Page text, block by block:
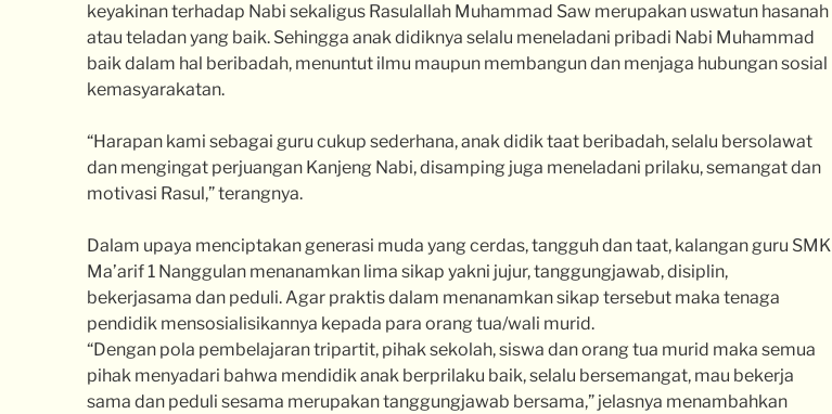
keyakinan terhadap Nabi sekaligus Rasulallah Muhammad Saw merupakan uswatun hasanah
atau teladan yang baik. Sehingga anak didiknya selalu meneladani pribadi Nabi Muhammad
baik dalam hal beribadah, menuntut ilmu maupun membangun dan menjaga hubungan sosial
kemasyarakatan.
“Harapan kami sebagai guru cukup sederhana, anak didik taat beribadah, selalu bersolawat
dan mengingat perjuangan Kanjeng Nabi, disamping juga meneladani prilaku, semangat dan
motivasi Rasul,” terangnya.
Dalam upaya menciptakan generasi muda yang cerdas, tangguh dan taat, kalangan guru SMK
Ma’arif 1 Nanggulan menanamkan lima sikap yakni jujur, tanggungjawab, disiplin,
bekerjasama dan peduli. Agar praktis dalam menanamkan sikap tersebut maka tenaga
pendidik mensosialisikannya kepada para orang tua/wali murid.
“Dengan pola pembelajaran tripartit, pihak sekolah, siswa dan orang tua murid maka semua
pihak menyadari bahwa mendidik anak berprilaku baik, selalu bersemangat, mau bekerja
sama dan peduli sesama merupakan tanggungjawab bersama,” jelasnya menambahkan